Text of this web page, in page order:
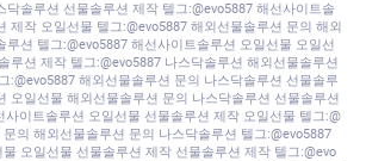
닥솔루션 선물솔루션 제작 텔그:@evo5887 해선사이트솔
제작 오일선물 텔그:@evo5887 해외선물솔루션 문의 해외
션 텔그:@evo5887 해선사이트솔루션 오일선물 오일선
루션 제작 텔그:@evo5887 나스닥솔루션 해외선물솔루션
:@evo5887 해외선물솔루션 문의 나스닥솔루션 선물솔루
오일선물 해외선물솔루션 문의 나스닥솔루션 선물솔루션
사이트솔루션 오일선물 선물솔루션 제작 오일선물 텔그:@
의 해외선물솔루션 문의 나스닥솔루션 텔그:@evo5887
오일선물 선물솔루션 제작 선물솔루션 제작 텔그:@evo